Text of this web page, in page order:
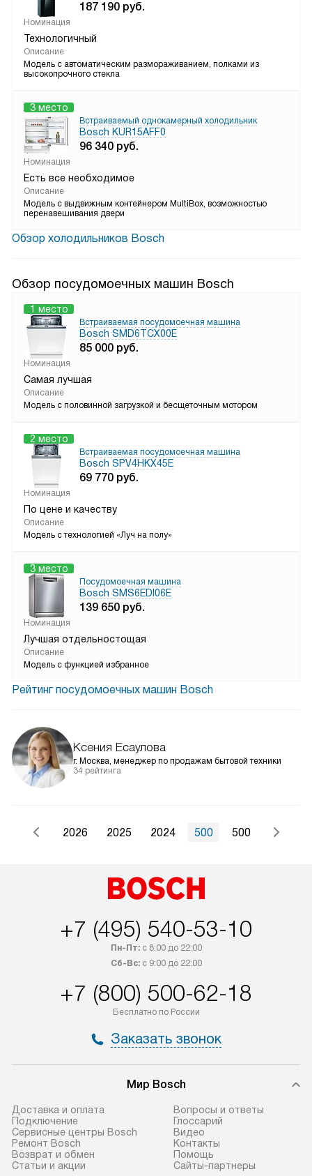
187 190 руб.
Номинация
Технологичный
Описание
Модель с автоматическим размораживанием, полками из
высокопрочного стекла
3 место
Встраиваемый однокамерный холодильник
Bosch KUR15AFF0
96 340 руб.
Номинация
Есть все необходимое
Описание
Модель с выдвижным контейнером MultiBox, возможностью
перенавешивания двери
Обзор холодильников Bosch
Обзор посудомоечных машин Bosch
1 место
Встраиваемая посудомоечная машина
Bosch SMD6TCX00E
85 000 руб.
Номинация
Самая лучшая
Описание
Модель с половинной загрузкой и бесщеточным мотором
2 место
Встраиваемая посудомоечная машина
Bosch SPV4HKX45E
69 770 руб.
Номинация
По цене и качеству
Описание
Модель с технологией «Луч на полу»
3 место
Посудомоечная машина
Bosch SMS6EDI06E
139 650 руб.
Номинация
Лучшая отдельностощая
Описание
Модель с функцией избранное
Рейтинг посудомоечных машин Bosch
Ксения Есаулова
г. Москва, менеджер по продажам бытовой техники
34 рейтинга
2026 2025 2024 500 500
+7 (495) 540-53-10
Пн-Пт:с 8:00 до 22:00
Сб-Вс:с 9:00 до 22:00
+7 (800) 500-62-18
Бесплатно по России
Заказать звонок
Мир Bosch
Доставка и оплата
Подключение
Сервисные центры Bosch
Ремонт Bosch
Возврат и обмен
Статьи и акции
Вопросы и ответы
Глоссарий
Видео
Контакты
Помощь
Сайты-партнеры